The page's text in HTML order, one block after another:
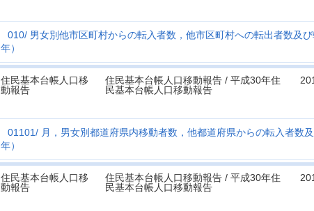
010 男女別他市区町村からの転入者数，他市区町村への転出者数及
年）
住民基本台帳人口移
動報告
住民基本台帳人口移動報告 / 平成30年住
民基本台帳人口移動報告
01101
月，男女別都道府県内移動者数，他都道府県からの転入者数
年）
住民基本台帳人口移
動報告
住民基本台帳人口移動報告 / 平成30年住
民基本台帳人口移動報告